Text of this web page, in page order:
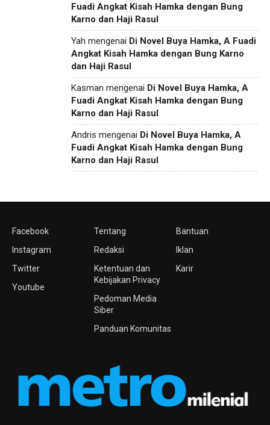
Fuadi Angkat Kisah Hamka dengan Bung
Karno dan Haji Rasul
Yah mengenai Di Novel Buya Hamka, A Fuadi
Angkat Kisah Hamka dengan Bung Karno
dan Haji Rasul
Kasman mengenai Di Novel Buya Hamka, A
Fuadi Angkat Kisah Hamka dengan Bung
Karno dan Haji Rasul
Andris mengenai Di Novel Buya Hamka, A
Fuadi Angkat Kisah Hamka dengan Bung
Karno dan Haji Rasul
Facebook
Instagram
Twitter
Youtube
Tentang
Redaksi
Ketentuan dan
Kebijakan Privacy
Pedoman Media
Siber
Panduan Komunitas
Bantuan
Iklan
Karir